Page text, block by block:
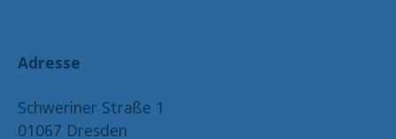
Adresse
Schweriner Straße 1
01067 Dresden